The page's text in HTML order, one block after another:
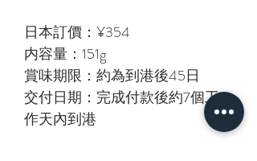
日本訂價：¥354
内容量：151g
賞味期限：約為到港後45日
交付日期：完成付款後約7個工
作天內到港